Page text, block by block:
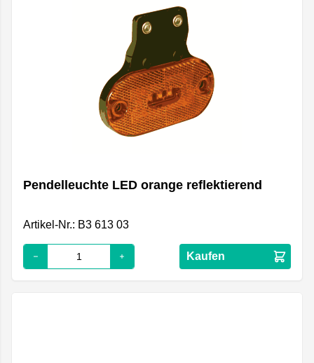
Pendelleuchte LED orange reflektierend
Artikel-Nr.: B3 613 03
Kaufen